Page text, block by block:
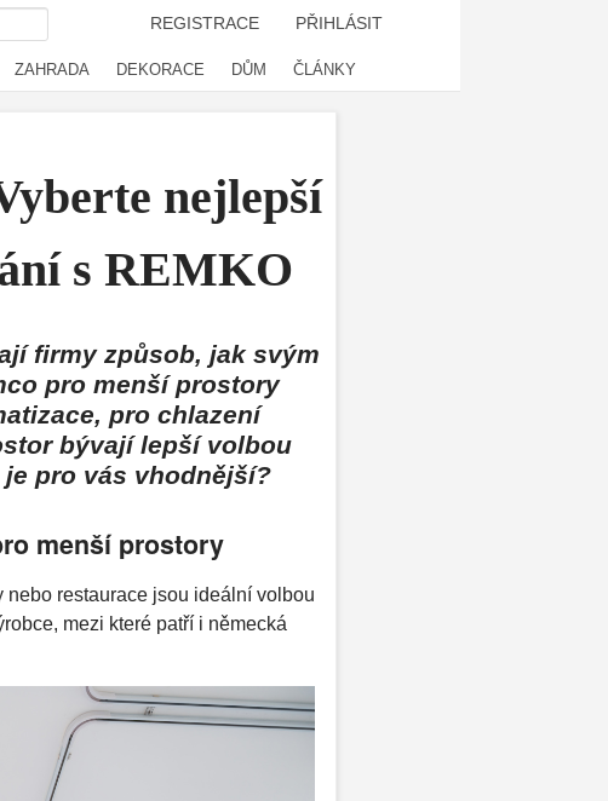
REGISTRACE PŘIHLÁSIT
ZAHRADA DEKORACE DŮM ČLÁNKY
nejlepší
s REMKO
firmy způsob, jak svým
pro menší prostory
pro chlazení
bývají lepší volbou
pro vás vhodnější?
menší prostory
nebo restaurace jsou ideální volbou
mezi které patří i německá